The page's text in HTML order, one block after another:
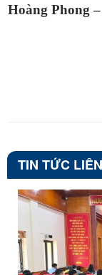
Hoàng Phong
TIN TỨC